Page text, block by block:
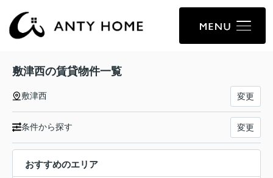
敷津西の賃貸物件一覧
敷津西 変更
条件から探す 変更
おすすめのエリア